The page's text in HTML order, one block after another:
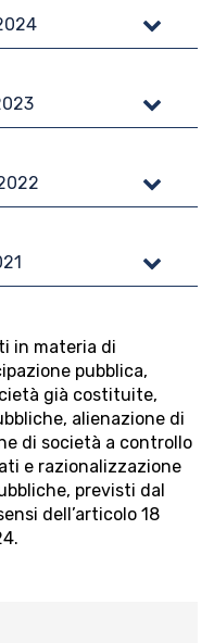
in materia di
pubblica,
già costituite,
alienazione di
di società a controllo
e razionalizzazione
previsti dal
dell’articolo 18